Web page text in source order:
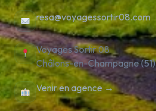
resa@voyagessortir08.com
Voyages Sortir 08
Châlons-en-Champagne (51)
Venir en agence →